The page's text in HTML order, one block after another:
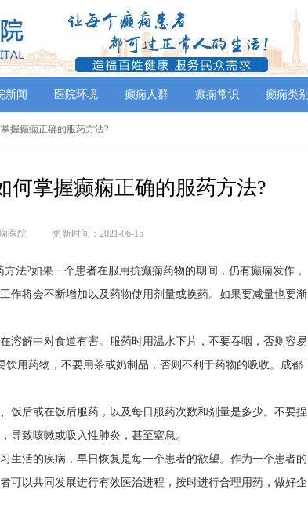
新闻 医院环境 癫痫人群 癫痫常识 癫痫类别
握癫痫正确的服药方法?
何掌握癫痫正确的服药方法?
医院 更新时间：2021-06-15
法?如果一个患者在服用抗癫痫药物的期间，仍有癫痫发作，
作将会不断增加以及药物使用剂量或换药。如果要减量也要渐
溶解中对食道有害。服药时用温水下片，不要吞咽，否则容易
用药物，不要用茶或奶制品，否则不利于药物的吸收。 成都
饭后或在饭后服药，以及每日服药次数和剂量是多少。不要捏
导致咳嗽或吸入性肺炎，甚至窒息。
生活的疾病，早日恢复是每一个患者的欲望。作为一个患者的
可以共同发展进行有效医治进程，按时进行合理用药，做好企